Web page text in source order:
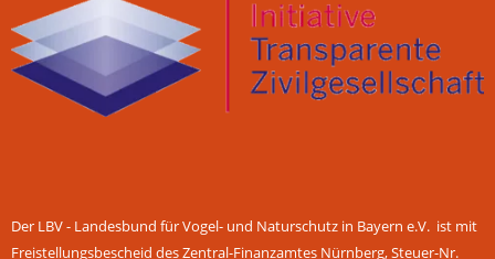
Der LBV - Landesbund für Vogel- und Naturschutz in Bayern e.V. ist mit
Freistellungsbescheid des Zentral-Finanzamtes Nürnberg, Steuer-Nr.